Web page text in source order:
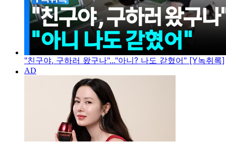
"친구야, 구하러 왔구나"..."아니? 나도 갇혔어" [Y녹취록]